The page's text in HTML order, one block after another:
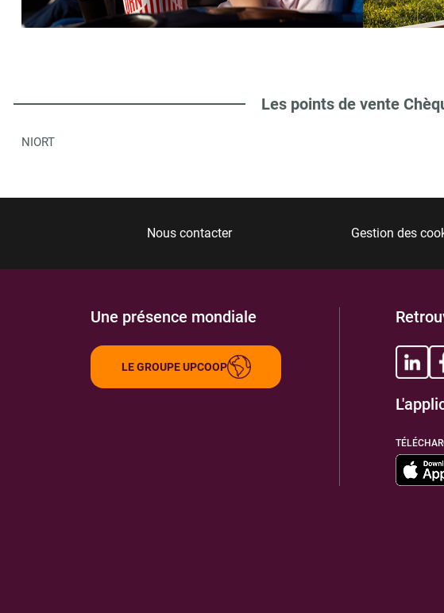
Les points de vente
NIORT
Nous contacter Gestion des
Une présence mondiale
LE GROUPE UPCOOP